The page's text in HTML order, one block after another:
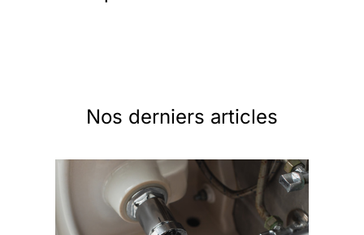
Nos derniers articles